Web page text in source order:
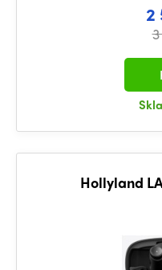
2
Hollyland